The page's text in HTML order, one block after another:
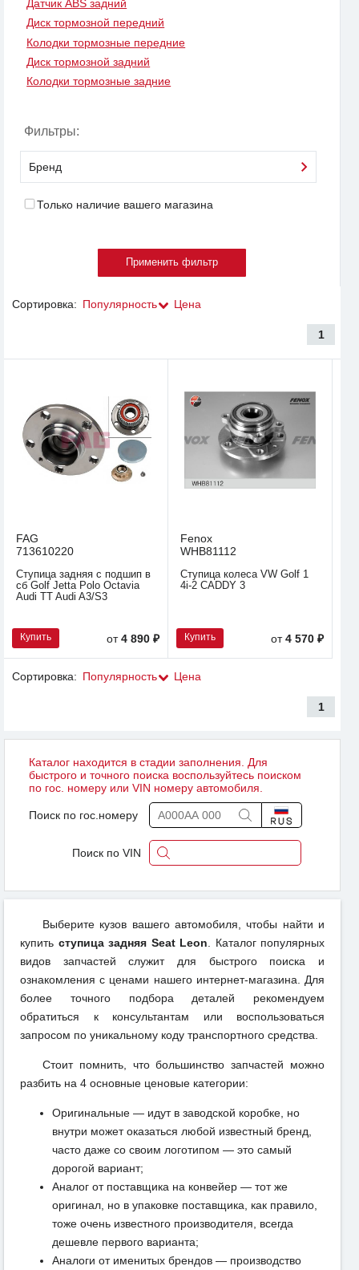
Датчик ABS задний
Диск тормозной передний
Колодки тормозные передние
Диск тормозной задний
Колодки тормозные задние
Фильтры:
Бренд
Только наличие вашего магазина
Сортировка: Популярность Цена
1
FAG
713610220
Ступица задняя с подшип в
сб Golf Jetta Polo Octavia
Audi TT Audi A3/S3
Купить от4 890 ₽
Fenox
WHB81112
Ступица колеса VW Golf 1
4i-2 CADDY 3
Купить от4 570 ₽
Сортировка: Популярность Цена
1
Каталог находится в стадии заполнения. Для
быстрого и точного поиска воспользуйтесь поиском
по гос. номеру или VIN номеру автомобиля.
Поиск по гос.номеру
Поиск по VIN
Выберите кузов вашего автомобиля, чтобы найти и
купить ступица задняя Seat Leon. Каталог популярных
видов запчастей служит для быстрого поиска и
ознакомления с ценами нашего интернет-магазина. Для
более точного подбора деталей рекомендуем
обратиться к консультантам или воспользоваться
запросом по уникальному коду транспортного средства.
Стоит помнить, что большинство запчастей можно
разбить на 4 основные ценовые категории:
Оригинальные — идут в заводской коробке, но
внутри может оказаться любой известный бренд,
часто даже со своим логотипом — это самый
дорогой вариант;
Аналог от поставщика на конвейер — тот же
оригинал, но в упаковке поставщика, как правило,
тоже очень известного производителя, всегда
дешевле первого варианта;
Аналоги от именитых брендов — производство